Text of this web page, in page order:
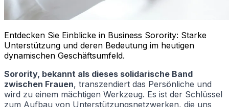
Entdecken Sie Einblicke in Business Sorority: Starke
Unterstützung und deren Bedeutung im heutigen
dynamischen Geschäftsumfeld.
Sorority, bekannt als dieses solidarische Band
zwischen Frauen, transzendiert das Persönliche und
wird zu einem mächtigen Werkzeug. Es ist der Schlüssel
zum Aufbau von Unterstützungsnetzwerken, die uns